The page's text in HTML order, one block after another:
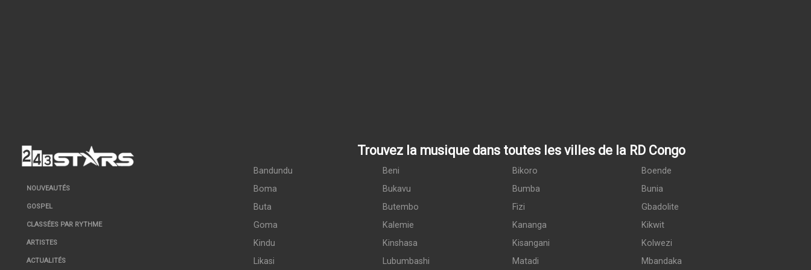
NOUVEAUTÉS
GOSPEL
CLASSÉES PAR RYTHME
ARTISTES
ACTUALITÉS
Trouvez la musique dans toutes les villes de la RD Congo
Bandundu Beni Bikoro
Boende
Boma
Bukavu Bumba
Bunia
Buta
Butembo Fizi
Gbadolite
Goma
Kalemie Kananga
Kikwit
Kindu
Kinshasa Kisangani
Kolwezi
Likasi
Lubumbashi Matadi Mbandaka